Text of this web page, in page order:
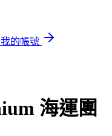
我的帳號
海運團